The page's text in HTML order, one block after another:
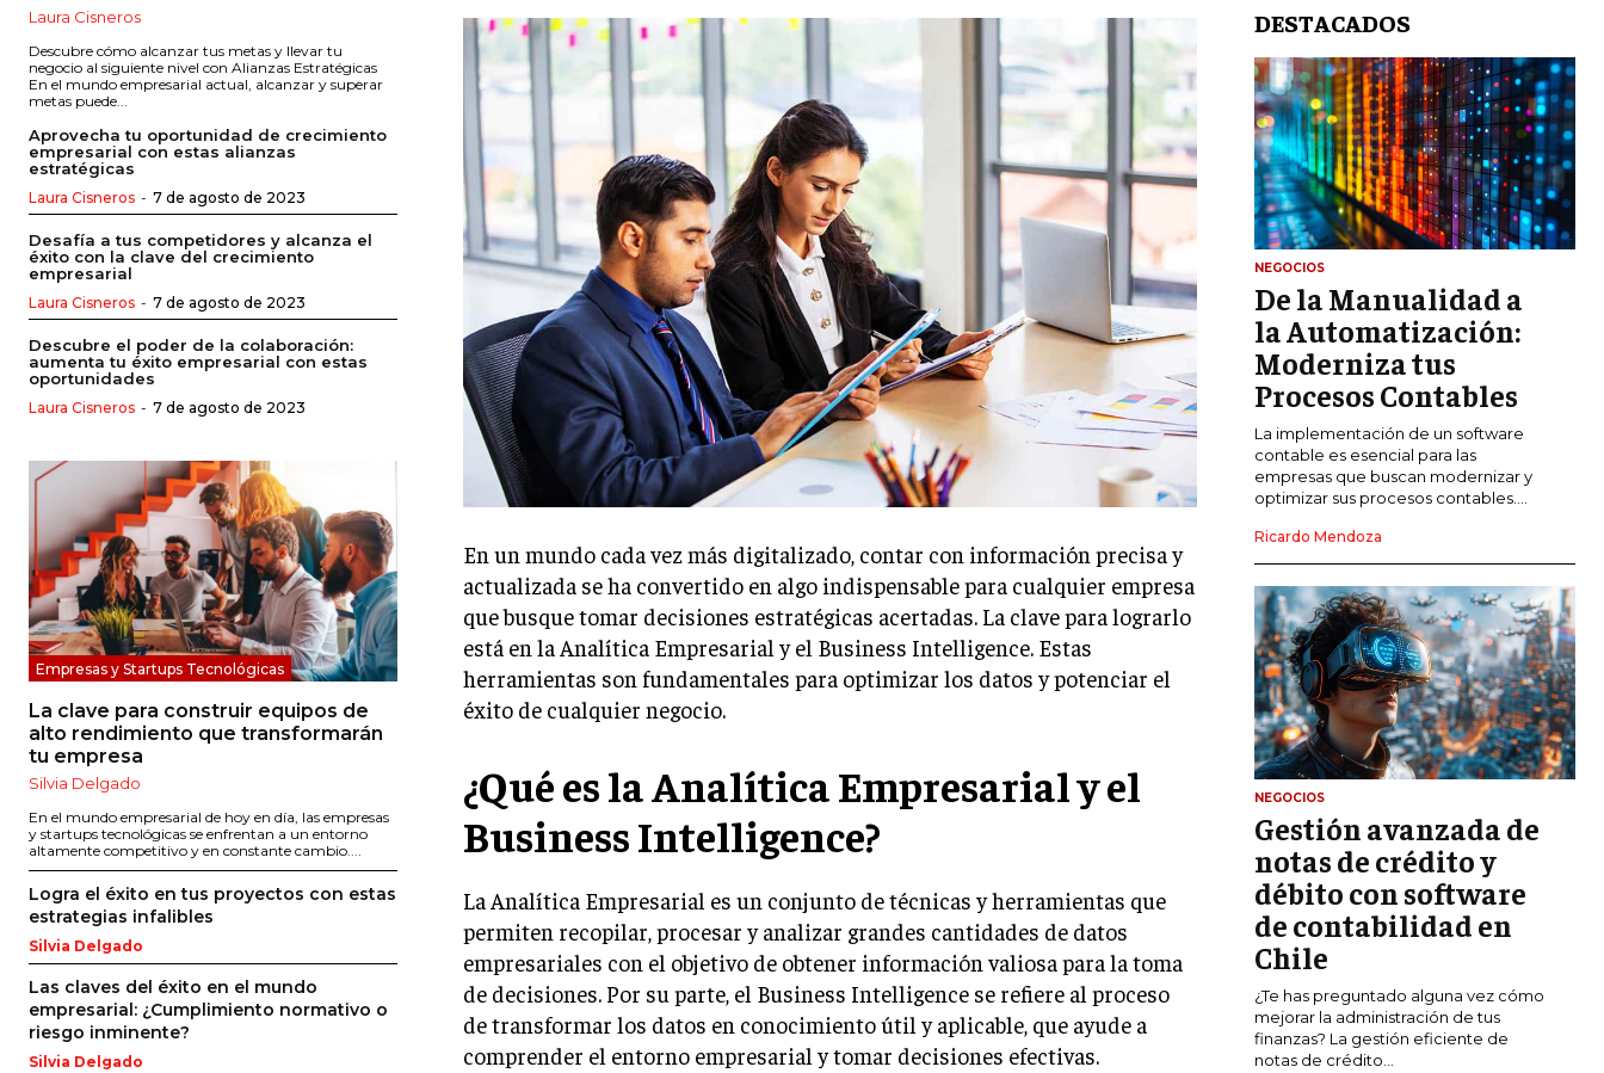
LIFESTYLE
MARKETING
ESTRATEGIAS DE MARKETING
AGENCIAS DE POSICIONAMIENTO WEB
SEO
VENTA DE ENLACES
MARKETING DIGITAL
PUBLICIDAD
VENTAS Y PERSUASIÓN
GESTIÓN DE PRODUCTOS
COMUNICACIÓN CORPORATIVA
GESTIÓN DE MARCA
INVESTIGACIÓN DE MERCADO
ANÁLISIS DE COMPETENCIA
GESTIÓN DE CLIENTES
EMPRENDIMIENTO
INNOVACIÓN EMPRESARIAL
GESTIÓN DEL CAMBIO
Laura Cisneros
Descubre cómo alcanzar tus metas y llevar tu
negocio al siguiente nivel con Alianzas Estratégicas
En el mundo empresarial actual, alcanzar y superar
metas puede...
Aprovecha tu oportunidad de crecimiento
empresarial con estas alianzas
estratégicas
Laura Cisneros - 7 de agosto de 2023
Desafía a tus competidores y alcanza el
éxito con la clave del crecimiento
empresarial
Laura Cisneros - 7 de agosto de 2023
Descubre el poder de la colaboración:
aumenta tu éxito empresarial con estas
oportunidades
Laura Cisneros - 7 de agosto de 2023
Empresas y Startups Tecnológicas
La clave para construir equipos de
alto rendimiento que transformarán
tu empresa
Silvia Delgado
En el mundo empresarial de hoy en día, las empresas
y startups tecnológicas se enfrentan a un entorno
altamente competitivo y en constante cambio....
Logra el éxito en tus proyectos con estas
estrategias infalibles
Silvia Delgado
Las claves del éxito en el mundo
empresarial: ¿Cumplimiento normativo o
riesgo inminente?
Silvia Delgado
En un mundo cada vez más digitalizado, contar con información precisa y
actualizada se ha convertido en algo indispensable para cualquier empresa
que busque tomar decisiones estratégicas acertadas. La clave para lograrlo
está en la Analítica Empresarial y el Business Intelligence. Estas
herramientas son fundamentales para optimizar los datos y potenciar el
éxito de cualquier negocio.
¿Qué es la Analítica Empresarial y el
Business Intelligence?
La Analítica Empresarial es un conjunto de técnicas y herramientas que
permiten recopilar, procesar y analizar grandes cantidades de datos
empresariales con el objetivo de obtener información valiosa para la toma
de decisiones. Por su parte, el Business Intelligence se refiere al proceso
de transformar los datos en conocimiento útil y aplicable, que ayude a
comprender el entorno empresarial y tomar decisiones efectivas.
DESTACADOS
NEGOCIOS
De la Manualidad a
la Automatización:
Moderniza tus
Procesos Contables
La implementación de un software
contable es esencial para las
empresas que buscan modernizar y
optimizar sus procesos contables....
Ricardo Mendoza
NEGOCIOS
Gestión avanzada de
notas de crédito y
débito con software
de contabilidad en
Chile
¿Te has preguntado alguna vez cómo
mejorar la administración de tus
finanzas? La gestión eficiente de
notas de crédito...